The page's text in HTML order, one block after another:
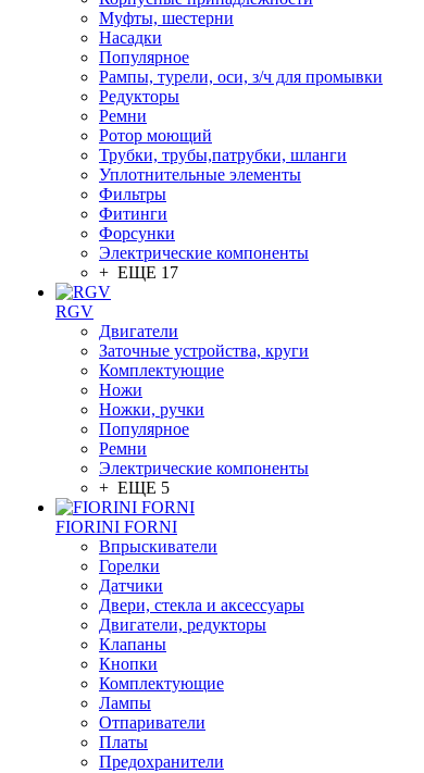
Муфты, шестерни
Насадки
Популярное
Рампы, турели, оси, з/ч для промывки
Редукторы
Ремни
Ротор моющий
Трубки, трубы,патрубки, шланги
Уплотнительные элементы
Фильтры
Фитинги
Форсунки
Электрические компоненты
+ ЕЩЕ 17
RGV
Двигатели
Заточные устройства, круги
Комплектующие
Ножи
Ножки, ручки
Популярное
Ремни
Электрические компоненты
+ ЕЩЕ 5
FIORINI FORNI
Впрыскиватели
Горелки
Датчики
Двери, стекла и аксессуары
Двигатели, редукторы
Клапаны
Кнопки
Комплектующие
Лампы
Отпариватели
Платы
Предохранители